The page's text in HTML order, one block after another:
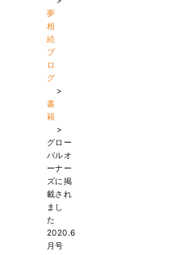
夢
相
続
ブ
ロ
グ
>
書
籍
>
グロー
バルオ
ーナー
ズに掲
載され
まし
た
2020.6
月号